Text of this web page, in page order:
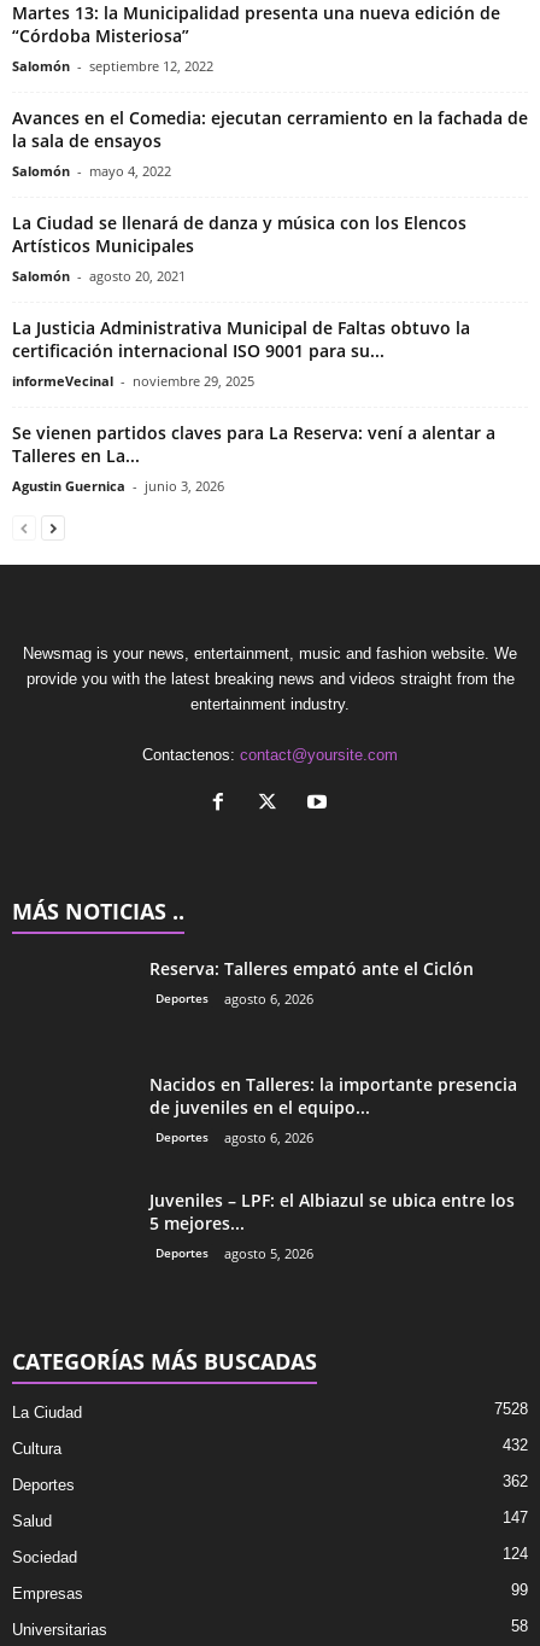
Martes 13: la Municipalidad presenta una nueva edición de
“Córdoba Misteriosa”
Salomón - septiembre 12, 2022
Avances en el Comedia: ejecutan cerramiento en la fachada de
la sala de ensayos
Salomón - mayo 4, 2022
La Ciudad se llenará de danza y música con los Elencos
Artísticos Municipales
Salomón - agosto 20, 2021
La Justicia Administrativa Municipal de Faltas obtuvo la
certificación internacional ISO 9001 para su...
informeVecinal - noviembre 29, 2025
Se vienen partidos claves para La Reserva: vení a alentar a
Talleres en La...
Agustin Guernica - junio 3, 2026
Newsmag is your news, entertainment, music and fashion website. We
provide you with the latest breaking news and videos straight from the
entertainment industry.
Contactenos: contact@yoursite.com
MÁS NOTICIAS ..
Reserva: Talleres empató ante el Ciclón
Deportes agosto 6, 2026
Nacidos en Talleres: la importante presencia
de juveniles en el equipo...
Deportes agosto 6, 2026
Juveniles – LPF: el Albiazul se ubica entre los
5 mejores...
Deportes agosto 5, 2026
CATEGORÍAS MÁS BUSCADAS
La Ciudad 7528
Cultura 432
Deportes 362
Salud 147
Sociedad 124
Empresas 99
Universitarias 58